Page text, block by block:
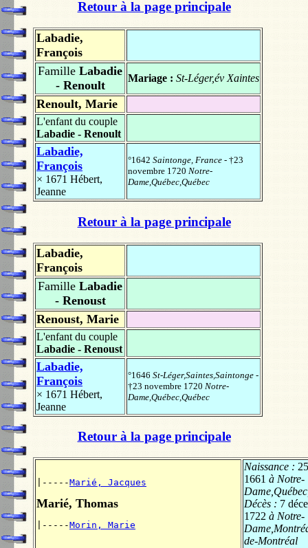
Retour à la page principale
Labadie,
François
Famille Labadie
- Renoult
Mariage : St-Léger,év Xaintes
Renoult, Marie
L'enfant du couple
Labadie - Renoult
Labadie,
François
× 1671 Hébert,
Jeanne
°1642 Saintonge, France - †23
novembre 1720 Notre-
Dame,Québec,Québec
Retour à la page principale
Labadie,
François
Famille Labadie
- Renoust
Renoust, Marie
L'enfant du couple
Labadie - Renoust
Labadie,
François
× 1671 Hébert,
Jeanne
°1646 St-Léger,Saintes,Saintonge -
†23 novembre 1720 Notre-
Dame,Québec,Québec
Retour à la page principale
|-----Marié, Jacques
Marié, Thomas
|-----Morin, Marie
Naissance :
1661 à Notre-
Décès : 7
1722 à Notre-
de-Montréal